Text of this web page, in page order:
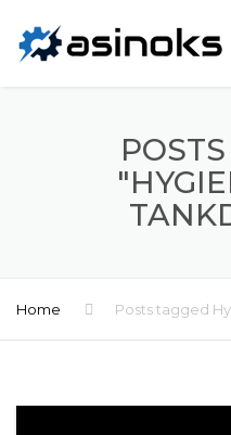
Home Posts tagged